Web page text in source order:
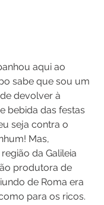
aqui ao
sabe que sou um
devolver à
bebida das festas
seja contra o
Mas,
da Galileia
produtora de
de Roma era
para os ricos.